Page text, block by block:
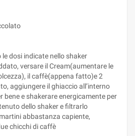
dosi indicate nello shaker
versare il Cream(aumentare le
il caffè(appena fatto)e 2
aggiungere il ghiaccio all’interno
bene e shakerare energicamente per
dello shaker e filtrarlo
abbastanza capiente,
chicchi di caffè